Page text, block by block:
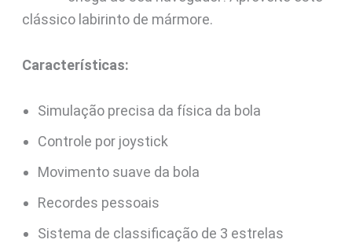
clássico labirinto de mármore.
Características:
Simulação precisa da física da bola
Controle por joystick
Movimento suave da bola
Recordes pessoais
Sistema de classificação de 3 estrelas